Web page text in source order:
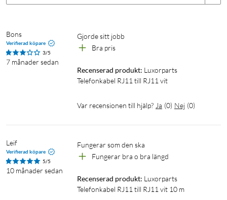
Bons
Verifierad köpare
3/5
7 månader sedan
Gjorde sitt jobb
Bra pris
Recenserad produkt: Luxorparts
Telefonkabel RJ11 till RJ11 vit
Var recensionen till hjälp? Ja (0) Nej (0)
Leif
Verifierad köpare
5/5
10 månader sedan
Fungerar som den ska
Fungerar bra o bra längd
Recenserad produkt: Luxorparts
Telefonkabel RJ11 till RJ11 vit 10 m